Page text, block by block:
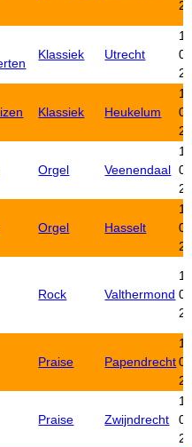
Klassiek Utrecht
Klassiek Heukelum
Orgel Veenendaal
Orgel Hasselt
Rock Valthermond
Praise Papendrecht
Praise Zwijndrecht